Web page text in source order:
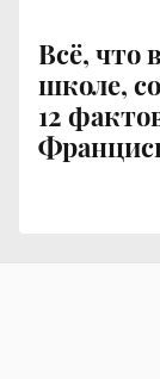
Всё, что
школе,
12